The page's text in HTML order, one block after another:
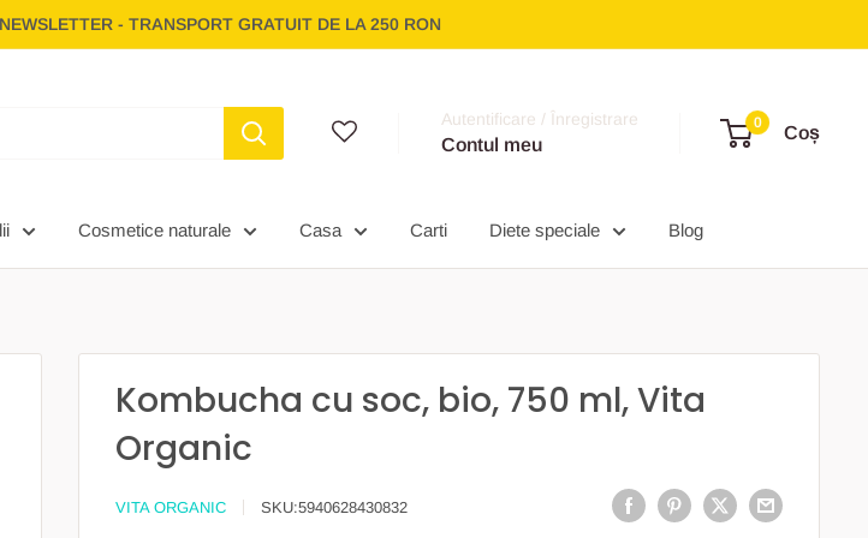
- TRANSPORT GRATUIT DE LA 250 RON
Autentificare / Înregistrare
Contul meu
0
Coș
Cosmetice naturale Casa Carti Diete speciale Blog
Kombucha cu soc, bio, 750 ml, Vita
Organic
VITA ORGANIC SKU:5940628430832